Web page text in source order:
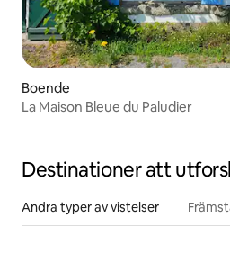
Boende
La Maison Bleue du Paludier
Destinationer att
Andra typer av vistelser